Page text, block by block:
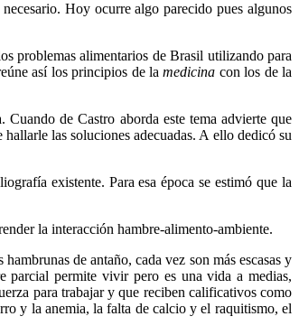
Hoy ocurre algo parecido pues algunos
problemas alimentarios de Brasil utilizando para
así los principios de lamedicina con los de la
de Castro aborda este tema advierte que
las soluciones adecuadas. A ello dedicó su
existente. Para esa época se estimó que la
la interacción hambre-alimento-ambiente.
de antaño, cada vez son más escasas y
parcial permite vivir pero es una vida a medias,
para trabajar y que reciben calificativos como
y la anemia, la falta de calcio y el raquitismo, el